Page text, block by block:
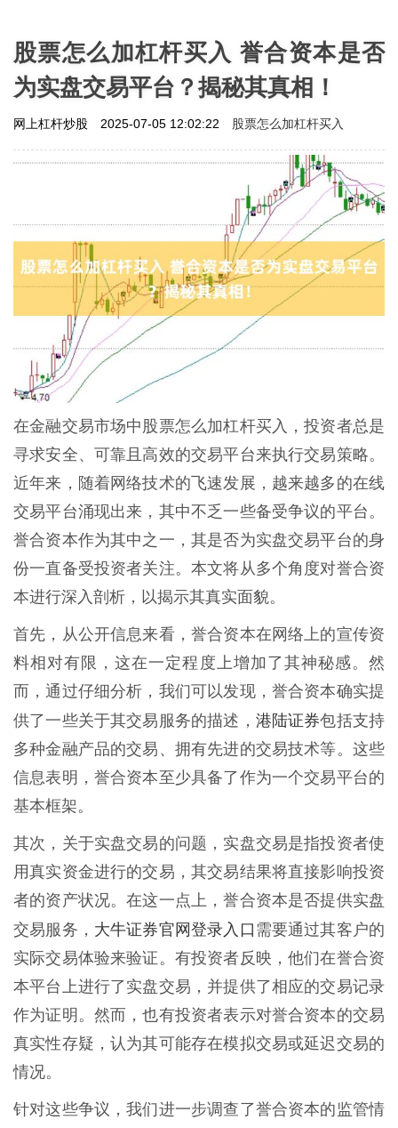
股票怎么加杠杆买入 誉合资本是否
为实盘交易平台？揭秘其真相！
网上杠杆炒股 2025-07-05 12:02:22 股票怎么加杠杆买入
在金融交易市场中股票怎么加杠杆买入，投资者总是
寻求安全、可靠且高效的交易平台来执行交易策略。
近年来，随着网络技术的飞速发展，越来越多的在线
交易平台涌现出来，其中不乏一些备受争议的平台。
誉合资本作为其中之一，其是否为实盘交易平台的身
份一直备受投资者关注。本文将从多个角度对誉合资
本进行深入剖析，以揭示其真实面貌。
首先，从公开信息来看，誉合资本在网络上的宣传资
料相对有限，这在一定程度上增加了其神秘感。然
而，通过仔细分析，我们可以发现，誉合资本确实提
供了一些关于其交易服务的描述， 港陆证券包括支持
多种金融产品的交易、拥有先进的交易技术等。这些
信息表明，誉合资本至少具备了作为一个交易平台的
基本框架。
其次，关于实盘交易的问题，实盘交易是指投资者使
用真实资金进行的交易，其交易结果将直接影响投资
者的资产状况。在这一点上，誉合资本是否提供实盘
交易服务， 大牛证券官网登录入口 需要通过其客户的
实际交易体验来验证。有投资者反映，他们在誉合资
本平台上进行了实盘交易，并提供了相应的交易记录
作为证明。然而，也有投资者表示对誉合资本的交易
真实性存疑，认为其可能存在模拟交易或延迟交易的
情况。
针对这些争议，我们进一步调查了誉合资本的监管情